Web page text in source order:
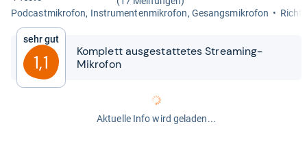
Pod­cast­mi­kro­fon, Instru­men­ten­mi­kro­fon, Gesangs­mi­kro­fon
Sehr gut
1,1
Kom­plett aus­ge­stat­te­tes Stre­a­ming-​​
Mikro­fon
Aktuelle Info wird geladen...